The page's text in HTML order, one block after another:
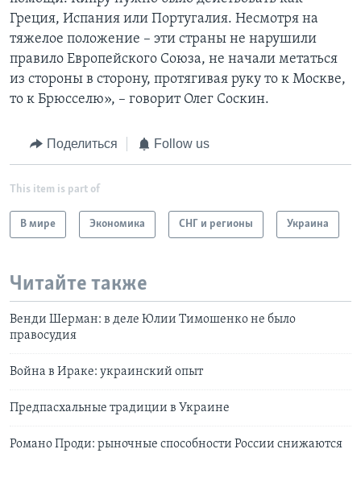
Греция, Испания или Португалия. Несмотря на
тяжелое положение – эти страны не нарушили
правило Европейского Союза, не начали метаться
из стороны в сторону, протягивая руку то к Москве,
то к Брюсселю», – говорит Олег Соскин.
Поделиться Follow us
This item is part of
В мире Экономика СНГ и регионы Украина
Читайте также
Венди Шерман: в деле Юлии Тимошенко не было
правосудия
Война в Ираке: украинский опыт
Предпасхальные традиции в Украине
Романо Проди: рыночные способности России снижаются